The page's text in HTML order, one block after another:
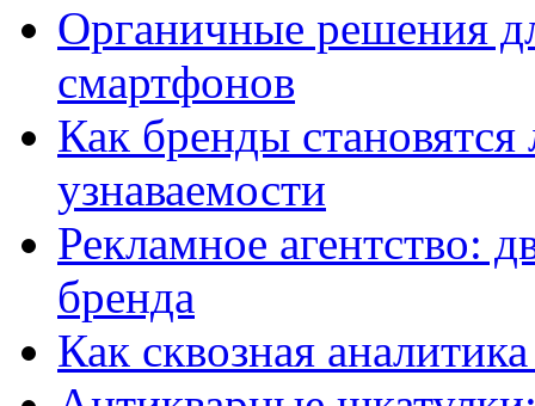
Органичные решения
смартфонов
Как бренды
узнаваемости
Рекламное агентство:
бренда
Как сквозная